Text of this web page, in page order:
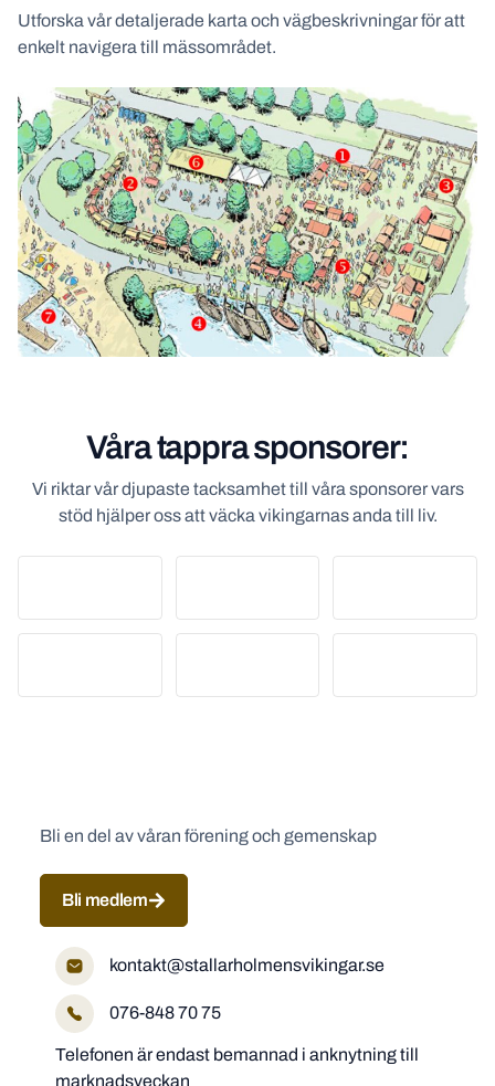
Utforska vår detaljerade karta och vägbeskrivningar för att
enkelt navigera till mässområdet.
Våra tappra sponsorer:
Vi riktar vår djupaste tacksamhet till våra sponsorer vars
stöd hjälper oss att väcka vikingarnas anda till liv.
Bli en del av våran förening och gemenskap
Bli medlem
kontakt@stallarholmensvikingar.se
076-848 70 75
Telefonen är endast bemannad i anknytning till
marknadsveckan